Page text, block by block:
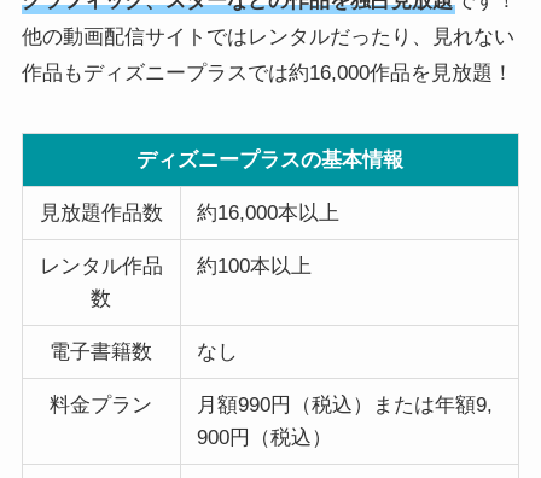
他の動画配信サイトではレンタルだったり、見れない
作品もディズニープラスでは約16,000作品を見放題！
ディズニープラスの基本情報
見放題作品数 約16,000本以上
レンタル作品
数
約100本以上
電子書籍数 なし
料金プラン
月額990円（税込）または年額9,
900円（税込）